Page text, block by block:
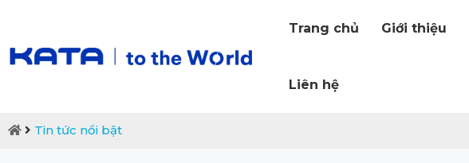
Trang chủ Giới thiệu
Liên hệ
Tin tức nổi bật